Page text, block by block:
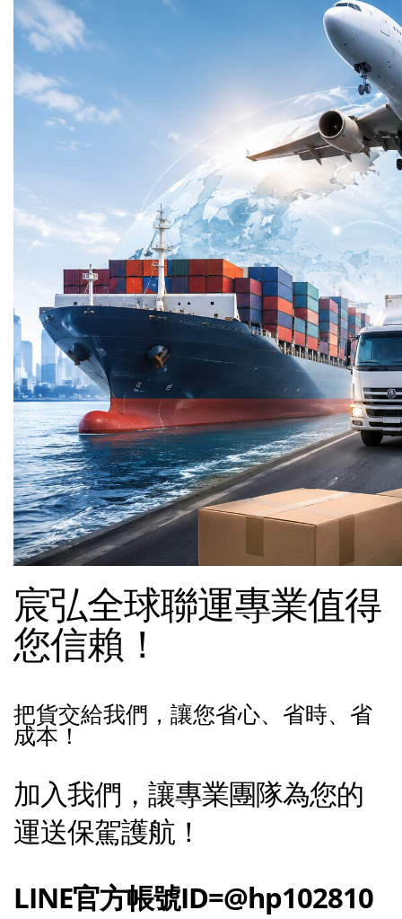
宸弘全球聯運專業值得
您信賴！
把貨交給我們，讓您省心、省時、省
成本！
加入我們，讓專業團隊為您的
運送保駕護航！
LINE官方帳號ID=@hp102810